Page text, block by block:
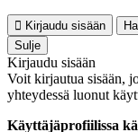
Kirjaudu sisään
Sulje
Kirjaudu sisään
Voit kirjautua sisään,
yhteydessä luonut
Käyttäjäprofiilissa